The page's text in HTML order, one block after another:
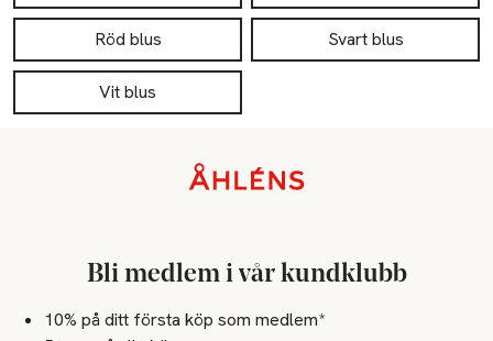
Röd blus Svart blus
Vit blus
Bli medlem i vår kundklubb
10% på ditt första köp som medlem*